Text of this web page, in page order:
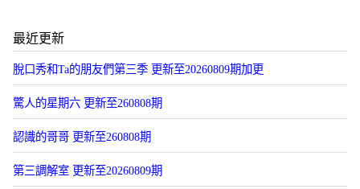
最近更新
脫口秀和Ta的朋友們第三季 更新至20260809期加更
驚人的星期六 更新至260808期
認識的哥哥 更新至260808期
第三調解室 更新至20260809期